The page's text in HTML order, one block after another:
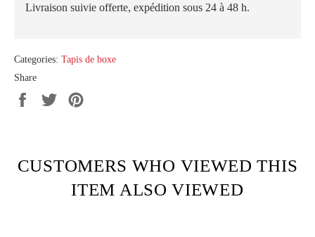
Livraison suivie offerte, expédition sous 24 à 48 h.
Categories: Tapis de boxe
Share
Share
Tweet
CUSTOMERS WHO VIEWED THIS
ITEM ALSO VIEWED